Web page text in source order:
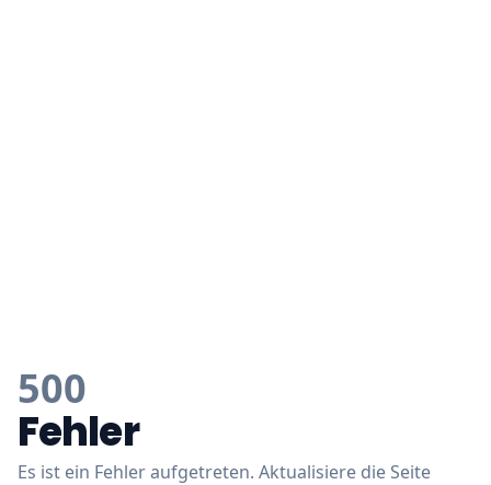
500
Fehler
Es ist ein Fehler aufgetreten. Aktualisiere die Seite